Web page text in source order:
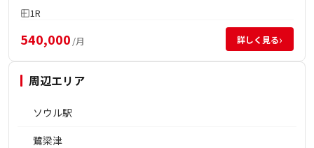
1R
540,000 /月 詳しく見る›
周辺エリア
ソウル駅
鷺梁津